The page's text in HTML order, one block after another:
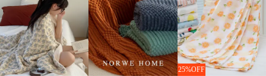
25%OFF